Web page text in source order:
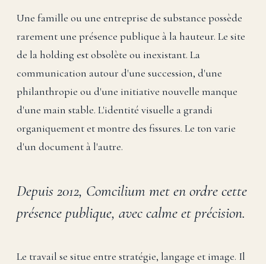
Une famille ou une entreprise de substance possède
rarement une présence publique à la hauteur. Le site
de la holding est obsolète ou inexistant. La
communication autour d'une succession, d'une
philanthropie ou d'une initiative nouvelle manque
d'une main stable. L'identité visuelle a grandi
organiquement et montre des fissures. Le ton varie
d'un document à l'autre.
Depuis 2012, Comcilium met en ordre cette
présence publique, avec calme et précision.
Le travail se situe entre stratégie, langage et image. Il